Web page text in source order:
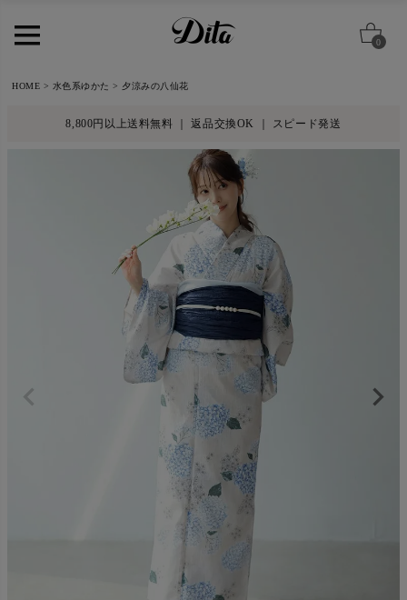
0
HOME 水色系ゆかた 夕涼みの八仙花
8,800円以上送料無料 ｜ 返品交換OK ｜ スピード発送